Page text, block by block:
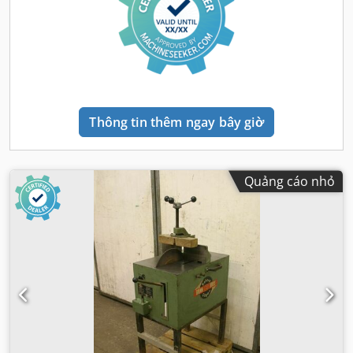
Thông tin thêm ngay bây giờ
Quảng cáo nhỏ